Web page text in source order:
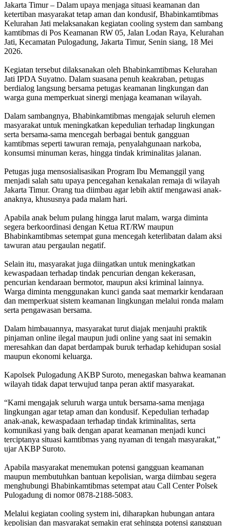
Jakarta Timur – Dalam upaya menjaga situasi keamanan dan
ketertiban masyarakat tetap aman dan kondusif, Bhabinkamtibmas
Kelurahan Jati melaksanakan kegiatan cooling system dan sambang
kamtibmas di Pos Keamanan RW 05, Jalan Lodan Raya, Kelurahan
Jati, Kecamatan Pulogadung, Jakarta Timur, Senin siang, 18 Mei
2026.
Kegiatan tersebut dilaksanakan oleh Bhabinkamtibmas Kelurahan
Jati IPDA Suyatno. Dalam suasana penuh keakraban, petugas
berdialog langsung bersama petugas keamanan lingkungan dan
warga guna memperkuat sinergi menjaga keamanan wilayah.
Dalam sambangnya, Bhabinkamtibmas mengajak seluruh elemen
masyarakat untuk meningkatkan kepedulian terhadap lingkungan
serta bersama-sama mencegah berbagai bentuk gangguan
kamtibmas seperti tawuran remaja, penyalahgunaan narkoba,
konsumsi minuman keras, hingga tindak kriminalitas jalanan.
Petugas juga mensosialisasikan Program Ibu Memanggil yang
menjadi salah satu upaya pencegahan kenakalan remaja di wilayah
Jakarta Timur. Orang tua diimbau agar lebih aktif mengawasi anak-
anaknya, khususnya pada malam hari.
Apabila anak belum pulang hingga larut malam, warga diminta
segera berkoordinasi dengan Ketua RT/RW maupun
Bhabinkamtibmas setempat guna mencegah keterlibatan dalam aksi
tawuran atau pergaulan negatif.
Selain itu, masyarakat juga diingatkan untuk meningkatkan
kewaspadaan terhadap tindak pencurian dengan kekerasan,
pencurian kendaraan bermotor, maupun aksi kriminal lainnya.
Warga diminta menggunakan kunci ganda saat memarkir kendaraan
dan memperkuat sistem keamanan lingkungan melalui ronda malam
serta pengawasan bersama.
Dalam himbauannya, masyarakat turut diajak menjauhi praktik
pinjaman online ilegal maupun judi online yang saat ini semakin
meresahkan dan dapat berdampak buruk terhadap kehidupan sosial
maupun ekonomi keluarga.
Kapolsek Pulogadung AKBP Suroto, menegaskan bahwa keamanan
wilayah tidak dapat terwujud tanpa peran aktif masyarakat.
“Kami mengajak seluruh warga untuk bersama-sama menjaga
lingkungan agar tetap aman dan kondusif. Kepedulian terhadap
anak-anak, kewaspadaan terhadap tindak kriminalitas, serta
komunikasi yang baik dengan aparat keamanan menjadi kunci
terciptanya situasi kamtibmas yang nyaman di tengah masyarakat,”
ujar AKBP Suroto.
Apabila masyarakat menemukan potensi gangguan keamanan
maupun membutuhkan bantuan kepolisian, warga diimbau segera
menghubungi Bhabinkamtibmas setempat atau Call Center Polsek
Pulogadung di nomor 0878-2188-5083.
Melalui kegiatan cooling system ini, diharapkan hubungan antara
kepolisian dan masyarakat semakin erat sehingga potensi gangguan